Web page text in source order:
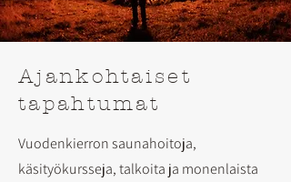
Ajankohtaiset
tapahtumat
Vuodenkierron saunahoitoja,
käsityökursseja, talkoita ja monenlaista